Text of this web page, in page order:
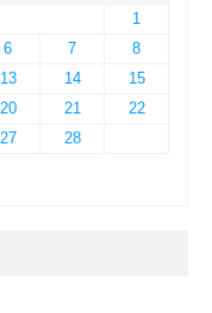
1
6 7
8
13 14
15
20 21
22
27
28